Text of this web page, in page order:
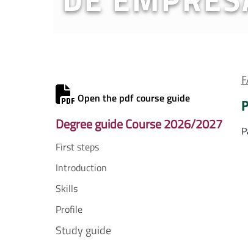
Open the pdf course guide
Degree guide Course 2026/2027
First steps
Introduction
Skills
Profile
Study guide